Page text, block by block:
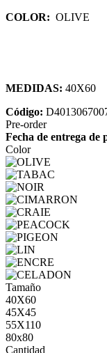
COLOR: OLIVE
MEDIDAS: 40X60
Código:
Pre-order
Fecha de entrega de
Color
Tamaño
40X60
45X45
55X110
80x80
Cantidad